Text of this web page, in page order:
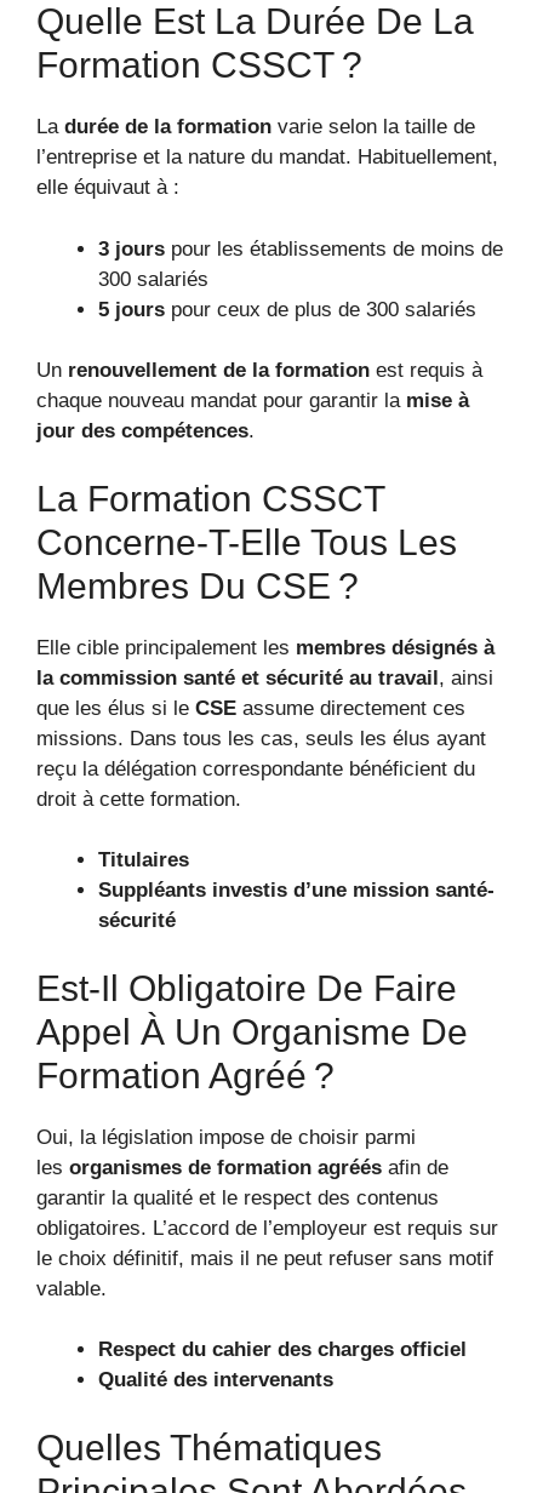
Quelle Est La Durée De La
Formation CSSCT ?
La durée de la formation varie selon la taille de
l’entreprise et la nature du mandat. Habituellement,
elle équivaut à :
3 jours pour les établissements de moins de
300 salariés
5 jours pour ceux de plus de 300 salariés
Un renouvellement de la formation est requis à
chaque nouveau mandat pour garantir la mise à
jour des compétences.
La Formation CSSCT
Concerne-T-Elle Tous Les
Membres Du CSE ?
Elle cible principalement les membres désignés à
la commission santé et sécurité au travail, ainsi
que les élus si le CSE assume directement ces
missions. Dans tous les cas, seuls les élus ayant
reçu la délégation correspondante bénéficient du
droit à cette formation.
Titulaires
Suppléants investis d’une mission santé-
sécurité
Est-Il Obligatoire De Faire
Appel À Un Organisme De
Formation Agréé ?
Oui, la législation impose de choisir parmi
les organismes de formation agréés afin de
garantir la qualité et le respect des contenus
obligatoires. L’accord de l’employeur est requis sur
le choix définitif, mais il ne peut refuser sans motif
valable.
Respect du cahier des charges officiel
Qualité des intervenants
Quelles Thématiques